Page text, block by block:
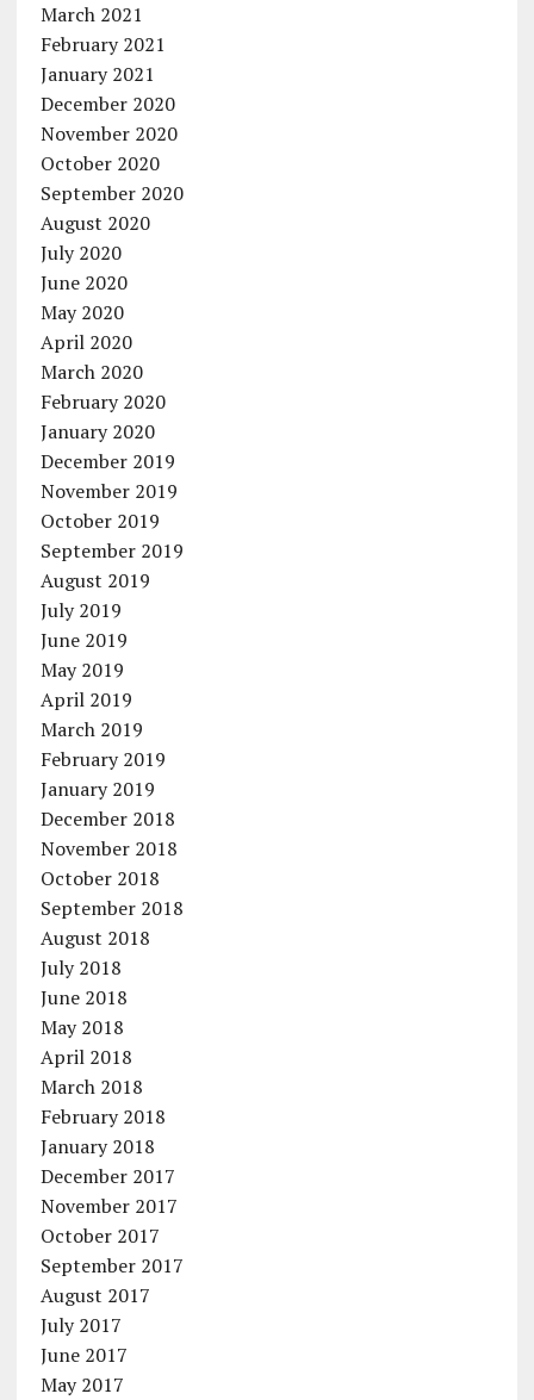
March 2021
February 2021
January 2021
December 2020
November 2020
October 2020
September 2020
August 2020
July 2020
June 2020
May 2020
April 2020
March 2020
February 2020
January 2020
December 2019
November 2019
October 2019
September 2019
August 2019
July 2019
June 2019
May 2019
April 2019
March 2019
February 2019
January 2019
December 2018
November 2018
October 2018
September 2018
August 2018
July 2018
June 2018
May 2018
April 2018
March 2018
February 2018
January 2018
December 2017
November 2017
October 2017
September 2017
August 2017
July 2017
June 2017
May 2017